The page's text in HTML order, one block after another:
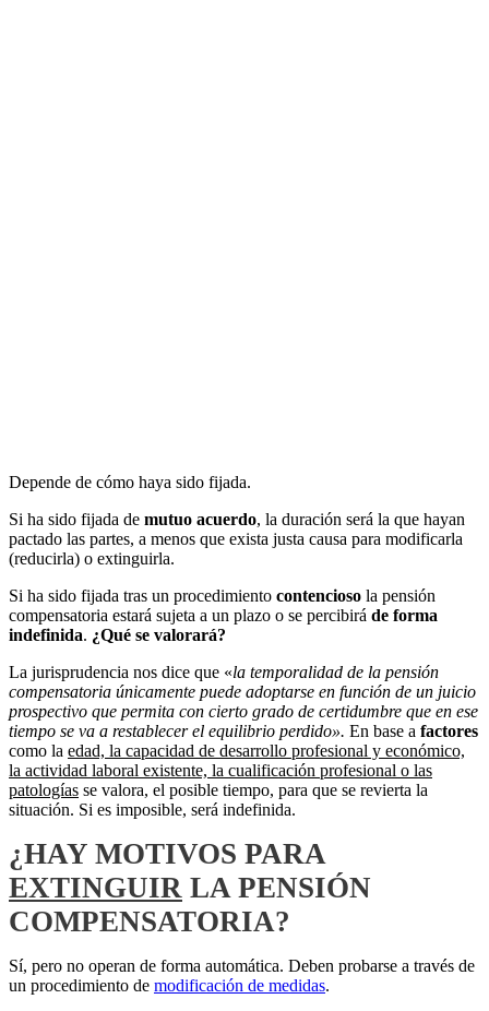
Depende de cómo haya sido fijada.
Si ha sido fijada de mutuo acuerdo, la duración será la que hayan
pactado las partes, a menos que exista justa causa para modificarla
(reducirla) o extinguirla.
Si ha sido fijada tras un procedimiento contencioso la pensión
compensatoria estará sujeta a un plazo o se percibirá de forma
indefinida. ¿Qué se valorará?
La jurisprudencia nos dice que «la temporalidad de la pensión
compensatoria únicamente puede adoptarse en función de un juicio
prospectivo que permita con cierto grado de certidumbre que en ese
tiempo se va a restablecer el equilibrio perdido». En base a factores
como la edad, la capacidad de desarrollo profesional y económico,
la actividad laboral existente, la cualificación profesional o las
patologías se valora, el posible tiempo, para que se revierta la
situación. Si es imposible, será indefinida.
¿HAY MOTIVOS PARA
EXTINGUIR LA PENSIÓN
COMPENSATORIA?
Sí, pero no operan de forma automática. Deben probarse a través de
un procedimiento de modificación de medidas.